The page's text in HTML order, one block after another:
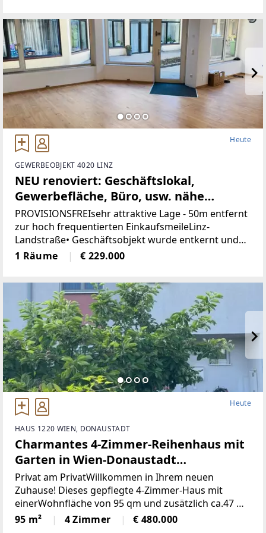
Heute
GEWERBEOBJEKT 4020 LINZ
NEU renoviert: Geschäftslokal,
Gewerbefläche, Büro, usw. nähe
Landstrasse-Linz (Provisionsfrei)
PROVISIONSFREIsehr attraktive Lage - 50m entfernt
zur hoch frequentierten EinkaufsmeileLinz-
Landstraße• Geschäftsobjekt wurde entkernt und
generalsaniert• Klimatisiert (Klimaanlage)• neue
Böden, neue Heizkörper•
1 Räume € 229.000
Heute
HAUS 1220 WIEN, DONAUSTADT
Charmantes 4-Zimmer-Reihenhaus mit
Garten in Wien-Donaustadt
(Provisionsfrei)
Privat am PrivatWillkommen in Ihrem neuen
Zuhause! Dieses gepflegte 4-Zimmer-Haus mit
einerWohnfläche von 95 qm und zusätzlich ca.47 m2
Keller einem großzügigen Grundstückvon 197 qm
bietet Ihnen und Ihrer Familie den idealen
95 m² 4 Zimmer € 480.000